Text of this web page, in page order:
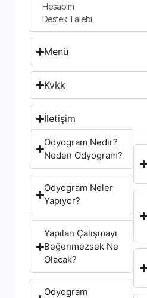
Hesabım
Destek Talebi
Menü
Kvkk
İletişim
Odyogram Nedir?
Neden Odyogram?
Odyogram Neler
Yapıyor?
Yapılan Çalışmayı
Beğenmezsek Ne
Olacak?
Odyogram